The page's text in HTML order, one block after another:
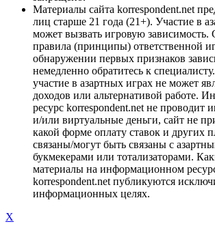
Материалы сайта korrespondent.net
лиц старше 21 года (21+). Участие в
может вызвать игровую зависимость.
правила (принципы) ответственной
обнаружении первых признаков
немедленно обратитесь к
участие в азартных играх не может
доходов или альтернативой работе.
ресурс korrespondent.net не проводит
и/или виртуальные деньги, сайт не
какой форме оплату ставок и других
связаны/могут быть связаны с
букмекерами или тотализаторами.
материалы на информационном
korrespondent.net публикуются
информационных целях.
X